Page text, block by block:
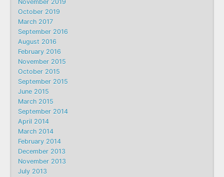
November 2019
October 2019
March 2017
September 2016
August 2016
February 2016
November 2015
October 2015
September 2015
June 2015
March 2015
September 2014
April 2014
March 2014
February 2014
December 2013
November 2013
July 2013